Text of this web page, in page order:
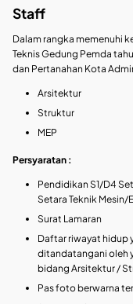
Staff
Dalam rangka memenuhi
Teknis Gedung Pemda
dan Pertanahan Kota
Arsitektur
Struktur
MEP
Persyaratan :
Pendidikan S1/D4
Setara Teknik Mesin/
Surat Lamaran
Daftar riwayat hidup
ditandatangani oleh
bidang Arsitektur /
Pas foto berwarna